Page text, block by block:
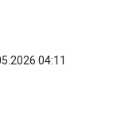
04:11